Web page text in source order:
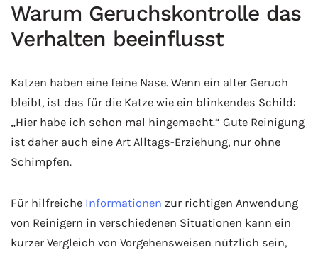
Warum Geruchskontrolle das
Verhalten beeinflusst
Katzen haben eine feine Nase. Wenn ein alter Geruch
bleibt, ist das für die Katze wie ein blinkendes Schild:
„Hier habe ich schon mal hingemacht.“ Gute Reinigung
ist daher auch eine Art Alltags-Erziehung, nur ohne
Schimpfen.
Für hilfreiche Informationen zur richtigen Anwendung
von Reinigern in verschiedenen Situationen kann ein
kurzer Vergleich von Vorgehensweisen nützlich sein,